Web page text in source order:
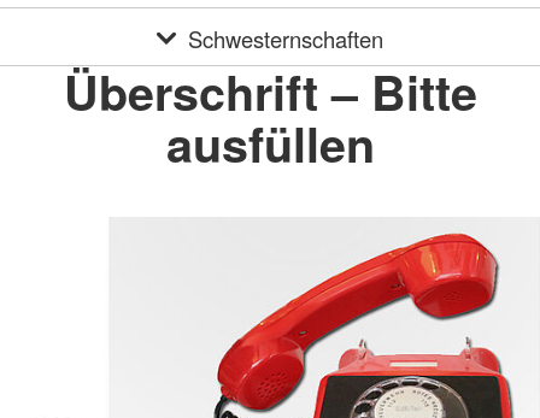
Schwesternschaften
Überschrift – Bitte
ausfüllen